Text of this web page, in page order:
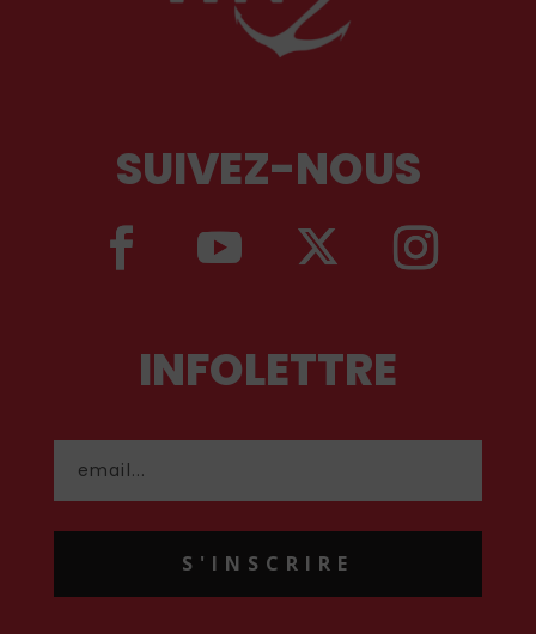
SUIVEZ-NOUS
INFOLETTRE
S'INSCRIRE